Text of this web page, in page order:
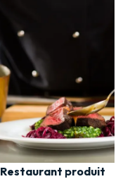
Restaurant produit